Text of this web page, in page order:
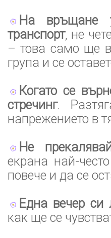
На връщане
транспорт, не
– това само ще
група и се
Когато се
стречинг.
напрежението в
Не
екрана най-
повече и да се
Една вечер си
как ще се